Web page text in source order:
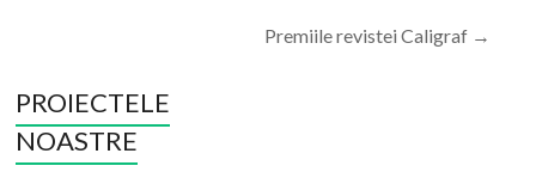
Premiile revistei Caligraf →
PROIECTELE
NOASTRE